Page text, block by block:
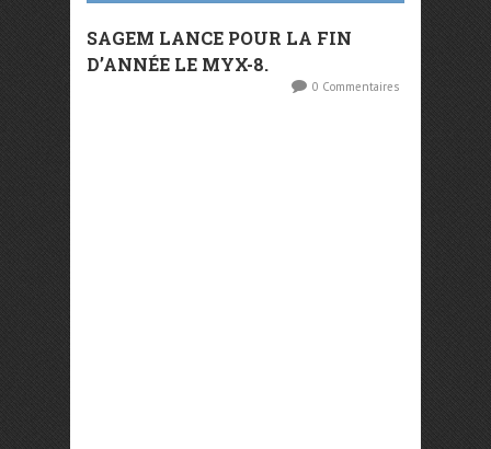
SAGEM LANCE POUR LA FIN
D’ANNÉE LE MYX-8.
0 Commentaires